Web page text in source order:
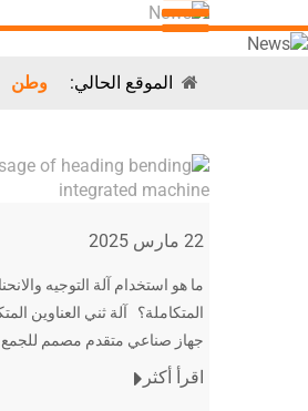
الموقع الحالي: وطن
22 مارس 2025
ما هو استخدام آلة التوجيه
المتكاملة؟ آلة ثني العناوين
جهاز صناعي متقدم مصمم للجمع
حاسمتين لتشكيل المعادن - **
اقرأ أكثر